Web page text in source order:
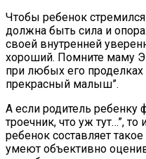
Чтобы ребенок
должна быть сила и
своей внутренней
хороший. Помните маму
при любых его
прекрасный малыш”.
А если родитель ребенку
троечник, что уж тут…”,
ребенок составляет
умеют объективно